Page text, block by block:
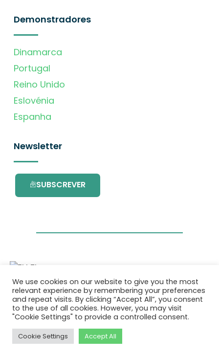
Demonstradores
Dinamarca
Portugal
Reino Unido
Eslovénia
Espanha
Newsletter
SUBSCREVER
Este projecto é financiado pelo Programa de
Investigação e Inovação da União Europeia
Horizonte 2020 com o contrato Nº. 101036418.
Política de Privacidade
© 2026 AURORA
We use cookies on our website to give you the most
relevant experience by remembering your preferences
and repeat visits. By clicking “Accept All”, you consent
to the use of all cookies. However, you may visit
"Cookie Settings" to provide a controlled consent.
Cookie Settings Accept All